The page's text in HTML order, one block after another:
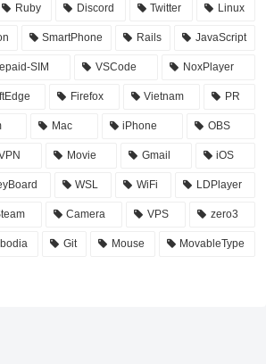
Ruby Discord Twitter Linux
SmartPhone Rails JavaScript
SIM VSCode NoxPlayer
Firefox Vietnam PR
Mac iPhone OBS
Movie Gmail iOS
WSL WiFi LDPlayer
Camera VPS zero3
Git Mouse MovableType